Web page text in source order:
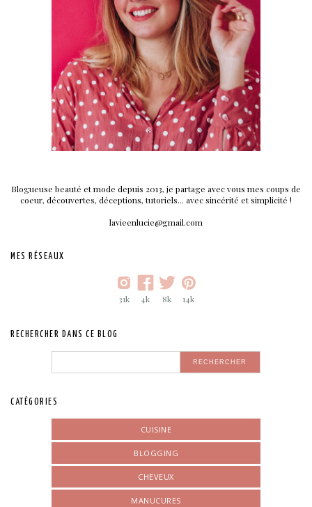
Blogueuse beauté et mode depuis 2013, je partage avec vous mes coups de
coeur, découvertes, déceptions, tutoriels... avec sincérité et simplicité !
lavieenlucie@gmail.com
MES RÉSEAUX
31k 4k 8k 14k
RECHERCHER DANS CE BLOG
CATÉGORIES
CUISINE
BLOGGING
CHEVEUX
MANUCURES